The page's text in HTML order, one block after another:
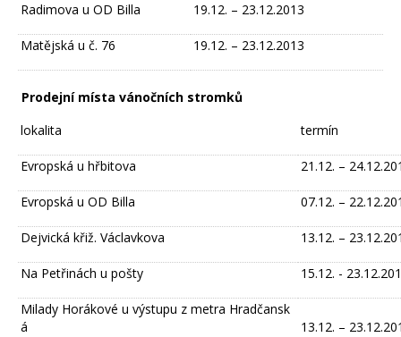
Radimova u OD Billa 19.12. – 23.12.2013
Matějská u č. 76 19.12. – 23.12.2013
Prodejní místa vánočních stromků
lokalita
termín
Evropská u hřbitova 21.12. –
Evropská u OD Billa 07.12. –
Dejvická křiž. Václavkova 13.12. –
Na Petřinách u pošty 15.12. -
Milady Horákové u výstupu z metra Hradčansk
á
13.12. –